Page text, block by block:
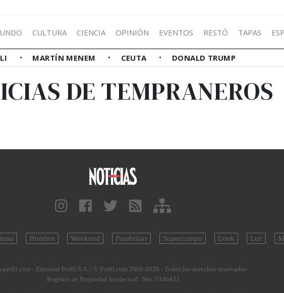
CULTURA CIENCIA OPINIÓN EVENTOS RESTÓ TAPAS
MARTÍN MENEM CEUTA DONALD TRUMP
DE TEMPRANEROS
Hombre Weekend Parabrisas Supercampo Look Luz
- Editorial Perfil S.A. | © Perfil.com 2006-2026 - Todos los derechos reservados
Registro de Propiedad Intelectual: Nro. 5346433